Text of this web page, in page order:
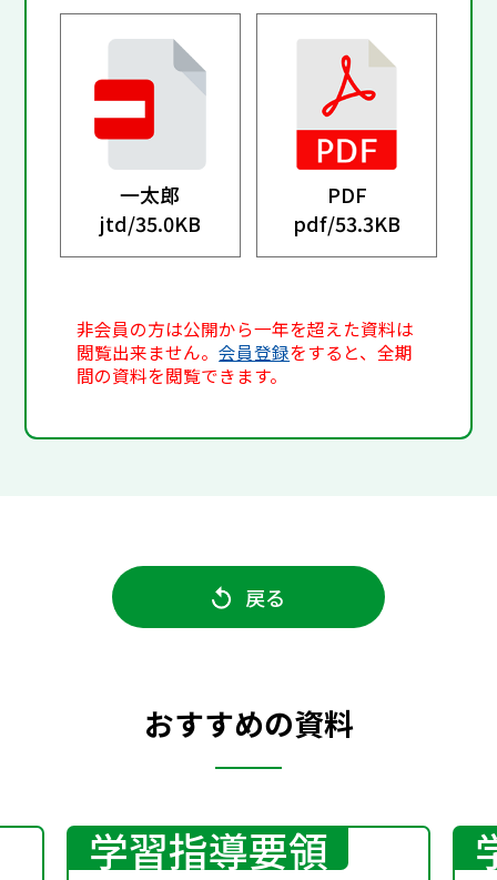
一太郎
jtd/35.0KB
PDF
pdf/53.3KB
非会員の方は公開から一年を超えた資料は
閲覧出来ません。会員登録をすると、全期
間の資料を閲覧できます。
戻る
おすすめの資料
学習指導要領